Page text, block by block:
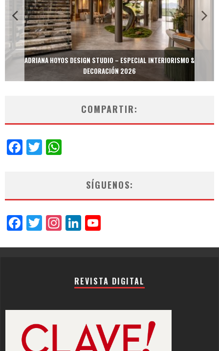
ADRIANA HOYOS DESIGN STUDIO – ESPECIAL INTERIORISMO &
DECORACIÓN 2026
COMPARTIR:
Facebook
Twitter
SÍGUENOS:
Facebook
Twitter
Instagram
LinkedIn
REVISTA DIGITAL